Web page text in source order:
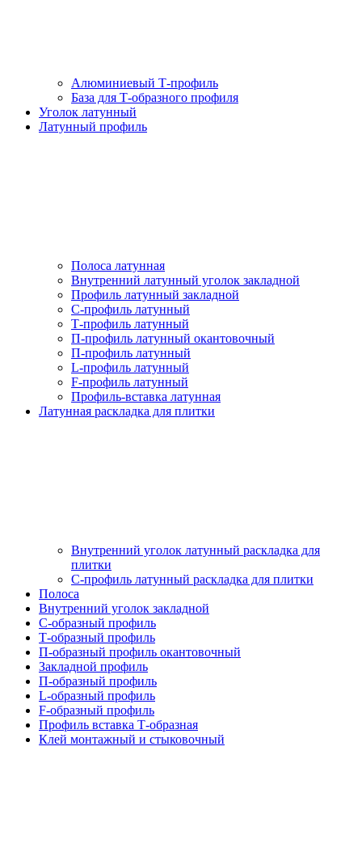
Алюминиевый Т-профиль
База для Т-образного профиля
Уголок латунный
Латунный профиль
Полоса латунная
Внутренний латунный уголок закладной
Профиль латунный закладной
С-профиль латунный
Т-профиль латунный
П-профиль латунный окантовочный
П-профиль латунный
L-профиль латунный
F-профиль латунный
Профиль-вставка латунная
Латунная раскладка для плитки
Внутренний уголок латунный раскладка для
плитки
С-профиль латунный раскладка для плитки
Полоса
Внутренний уголок закладной
С-образный профиль
Т-образный профиль
П-образный профиль окантовочный
Закладной профиль
П-образный профиль
L-образный профиль
F-образный профиль
Профиль вставка Т-образная
Клей монтажный и стыковочный